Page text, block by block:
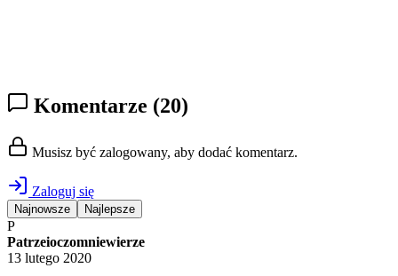
Komentarze (20)
Musisz być zalogowany, aby dodać komentarz.
Zaloguj się
Najnowsze Najlepsze
P
Patrzeioczomniewierze
13 lutego 2020